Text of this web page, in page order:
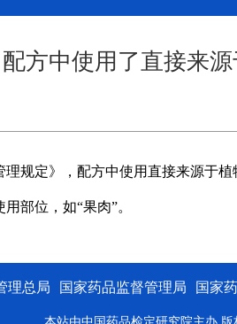
配方中使用了直接来
规定》，配方中使用直接来源于
部位，如“果肉”。
理总局 国家药品监督管理局 国家